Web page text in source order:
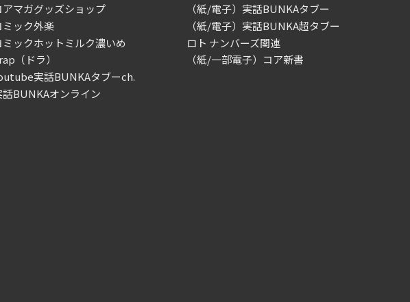
アマガグッズショップ
ミック外楽
ミックホットミルク濃いめ
（ドラ）
実話BUNKAタブーch.
話BUNKAオンライン
（紙/電子）実話BUNKAタブー
（紙/電子）実話BUNKA超タブー
ロト ナンバーズ関連
（紙/一部電子）コア新書